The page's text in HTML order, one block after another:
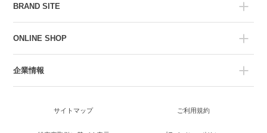
BRAND SITE
ONLINE SHOP
企業情報
サイトマップ ご利用規約